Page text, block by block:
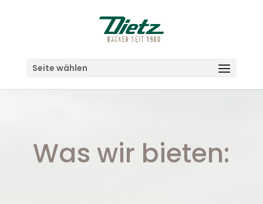
Seite wählen
Was wir bieten: